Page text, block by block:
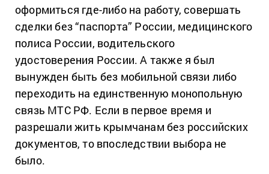
оформиться где-либо на работу, совершать
сделки без “паспорта” России, медицинского
полиса России, водительского
удостоверения России. А также я был
вынужден быть без мобильной связи либо
переходить на единственную монопольную
связь МТС РФ. Если в первое время и
разрешали жить крымчанам без российских
документов, то впоследствии выбора не
было.